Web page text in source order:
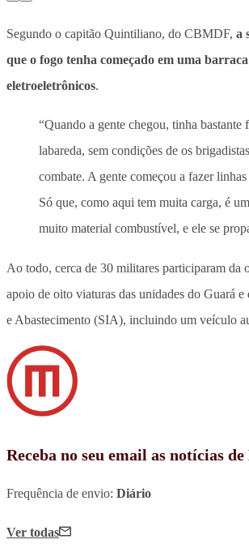
Segundo o capitão Quintiliano, do CBMDF, a
que o fogo tenha começado em uma
eletroeletrônicos.
“Quando a gente chegou, tinha bastante
labareda, sem condições de os
combate. A gente começou a fazer
Só que, como aqui tem muita carga, é
muito material combustível, e ele se
Ao todo, cerca de 30 militares participaram da
apoio de oito viaturas das unidades do Guará e
e Abastecimento (SIA), incluindo um veículo
Receba no seu email as notícias
Frequência de envio: Diário
Ver todas